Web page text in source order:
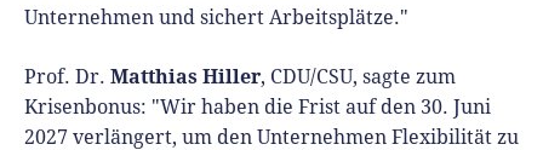
Unternehmen und sichert Arbeitsplätze."
Prof. Dr. Matthias Hiller, CDU/CSU, sagte zum
Krisenbonus: "Wir haben die Frist auf den 30. Juni
2027 verlängert, um den Unternehmen Flexibilität zu